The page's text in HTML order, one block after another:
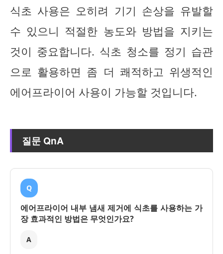
식초 사용은 오히려 기기 손상을 유발할
수 있으니 적절한 농도와 방법을 지키는
것이 중요합니다. 식초 청소를 정기 습관
으로 활용하면 좀 더 쾌적하고 위생적인
에어프라이어 사용이 가능할 것입니다.
질문 QnA
Q
에어프라이어 내부 냄새 제거에 식초를 사용하는 가
장 효과적인 방법은 무엇인가요?
A